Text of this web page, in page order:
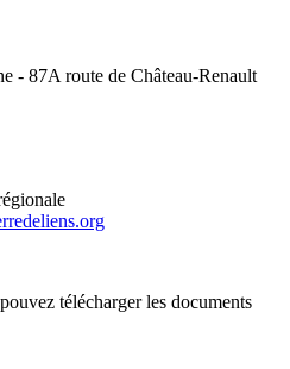
- 87A route de Château-Renault
télécharger les documents